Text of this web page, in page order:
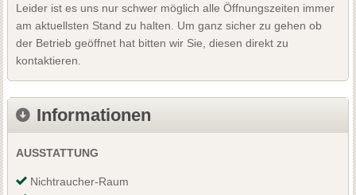
Leider ist es uns nur schwer möglich alle Öffnungszeiten immer
am aktuellsten Stand zu halten. Um ganz sicher zu gehen ob
der Betrieb geöffnet hat bitten wir Sie, diesen direkt zu
kontaktieren.
Informationen
AUSSTATTUNG
Nichtraucher-Raum